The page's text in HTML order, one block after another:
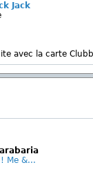
Jack
avec la carte
Me &...